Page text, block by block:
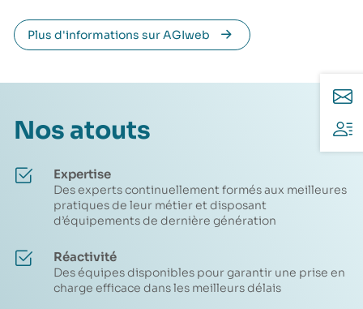
Plus d'informations sur AGIweb
Nos atouts
Expertise
Des experts continuellement formés aux meilleures
pratiques de leur métier et disposant
d’équipements de dernière génération
Réactivité
Des équipes disponibles pour garantir une prise en
charge efficace dans les meilleurs délais